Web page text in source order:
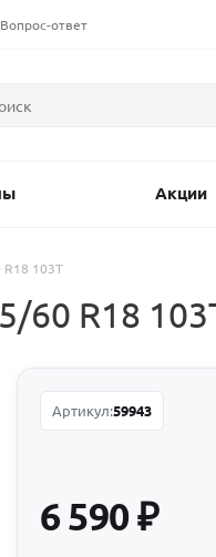
Вопрос-ответ
Акции
103T
60 R18
Артикул:59943
6 590₽